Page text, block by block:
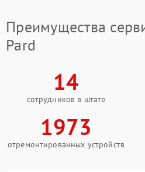
Преимущества
Pard
14
сотрудников в штате
1973
отремонтированных устройств